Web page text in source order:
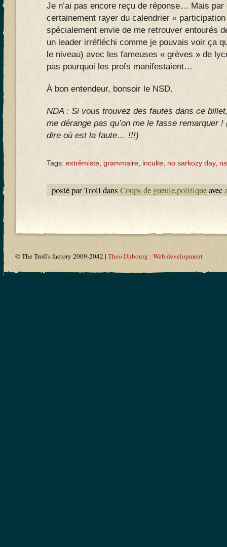
Je n’ai pas encore reçu de réponse… Mais
certainement rayer du calendrier «
spécialement envie de me retrouver entourés
un leader irréfléchi comme je pouvais voir ça
le niveau) avec les fameuses « grèves » de
pas pourquoi les profs manifestaient…
À bon entendeur, bonsoir le NSD.
NDA : Si vous trouvez des fautes dans ce
me dérange pas qu’on me le fasse remarquer
dire où est la faute… !!!)
Tags: extrêmiste grammaire inculte no sarkozy day,
posté par Troll dans Coups de gueule,politiqueavec
© The Troll's factory 2009-2042 | Theo Dubourg : Web development